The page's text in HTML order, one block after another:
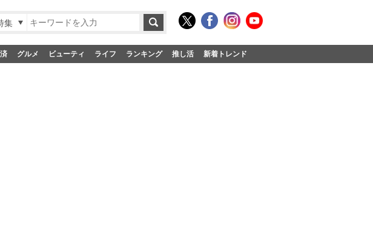
集
グルメ ビューティ ライフ ランキング 推し活 新着トレンド